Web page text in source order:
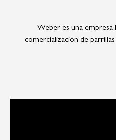
Weber es una empresa
comercialización de